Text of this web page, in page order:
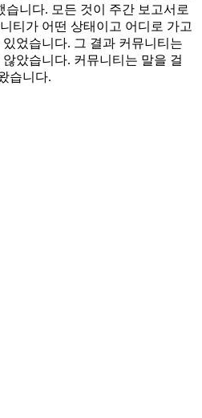
습니다. 모든 것이 주간 보고서로
티가 어떤 상태이고 어디로 가고
었습니다. 그 결과 커뮤니티는
았습니다. 커뮤니티는 말을 걸
습니다.